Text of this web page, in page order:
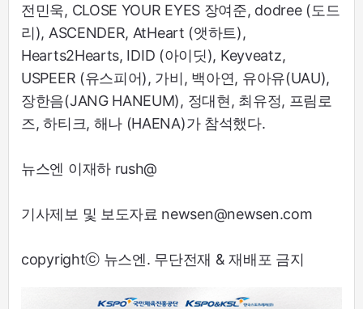
전민욱, CLOSE YOUR EYES 장여준, dodree (도드
리), ASCENDER, AtHeart (앳하트),
Hearts2Hearts, IDID (아이딧), Keyveatz,
USPEER (유스피어), 가비, 백아연, 유아유(UAU),
장한음(JANG HANEUM), 정대현, 최유정, 프림로
즈, 하티크, 해나 (HAENA)가 참석했다.
뉴스엔 이재하 rush@
기사제보 및 보도자료 newsen@newsen.com
copyrightⓒ 뉴스엔. 무단전재 & 재배포 금지